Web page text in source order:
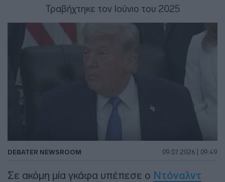
Τραβήχτηκε τον Ιούνιο του 2025
DEBATER NEWSROOM 09.07.2026 | 09:49
Σε ακόμη μία γκάφα υπέπεσε ο Ντόναλντ